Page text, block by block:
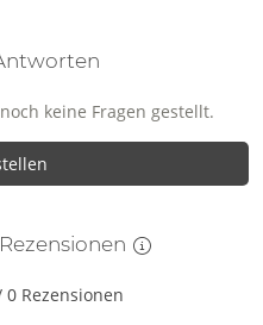
keine Fragen gestellt.
0 Rezensionen